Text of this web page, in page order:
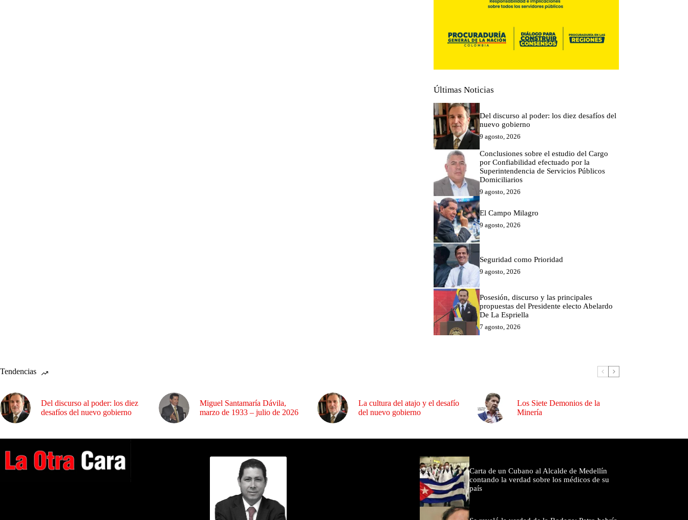
Últimas Noticias
Del discurso al poder: los diez desafíos del
nuevo gobierno
9 agosto, 2026
Conclusiones sobre el estudio del Cargo
por Confiabilidad efectuado por la
Superintendencia de Servicios Públicos
Domiciliarios
9 agosto, 2026
El Campo Milagro
9 agosto, 2026
Seguridad como Prioridad
9 agosto, 2026
Posesión, discurso y las principales
propuestas del Presidente electo Abelardo
De La Espriella
7 agosto, 2026
Tendencias
Del discurso al poder: los diez
desafíos del nuevo gobierno
Miguel Santamaría Dávila,
marzo de 1933 – julio de 2026
La cultura del atajo y el desafío
del nuevo gobierno
Los Siete Demonios de la
Minería
Carta de un Cubano al Alcalde de Medellín
contando la verdad sobre los médicos de su
país